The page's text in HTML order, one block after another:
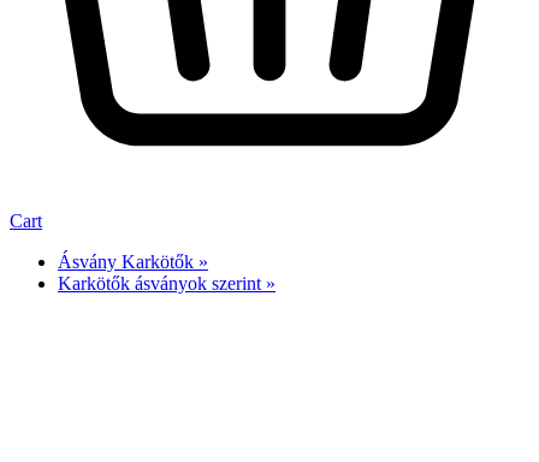
Cart
Ásvány Karkötők »
Karkötők ásványok szerint »